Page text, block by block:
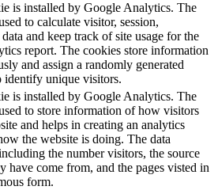
is installed by Google Analytics. The
to calculate visitor, session,
and keep track of site usage for the
report. The cookies store information
and assign a randomly generated
identify unique visitors.
is installed by Google Analytics. The
to store information of how visitors
and helps in creating an analytics
the website is doing. The data
the number visitors, the source
have come from, and the pages visted in
form.